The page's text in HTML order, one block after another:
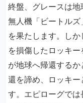
終盤、グレースは
無人機「ビートル
を果たします。し
を損傷したロッキ
が地球へ帰還する
還を諦め、ロッキ
す。エピローグで